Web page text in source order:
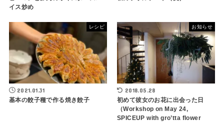
イス炒め
レシピ
2021.01.31
基本の餃子種で作る焼き餃子
お知らせ
2018.05.28
初めて彼女のお花に出会った日
（Workshop on May 24,
SPICEUP with gro’tta flower